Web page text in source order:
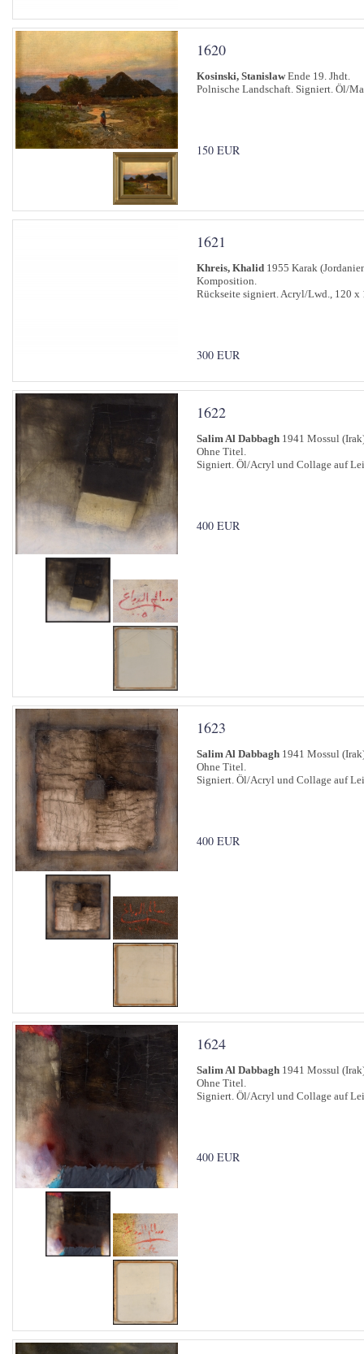
1620
Kosinski, StanislawEnde 19. Jhdt.
Polnische Landschaft. Signiert. Öl/
150 EUR
1621
Khreis, Khalid 1955 Karak
Komposition.
Rückseite signiert. Acryl/Lwd., 120 x
300 EUR
1622
Salim Al Dabbagh 1941 Mossul
Ohne Titel.
Signiert. Öl/Acryl und Collage auf
400 EUR
1623
Salim Al Dabbagh 1941 Mossul
Ohne Titel.
Signiert. Öl/Acryl und Collage auf
400 EUR
1624
Salim Al Dabbagh 1941 Mossul
Ohne Titel.
Signiert. Öl/Acryl und Collage auf
400 EUR